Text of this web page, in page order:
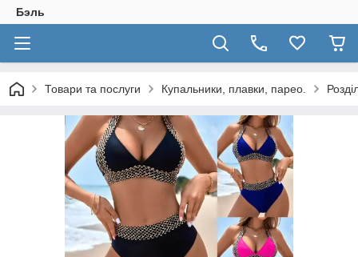
Бэль
Товари та послуги Купальники, плавки, парео.